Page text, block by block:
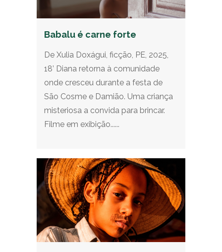
Babalu é carne forte
De Xulia Doxágui, ficção, PE, 2025,
18’ Diana retorna à comunidade
onde cresceu durante a festa de
São Cosme e Damião. Uma criança
misteriosa a convida para brincar.
Filme em exibição......